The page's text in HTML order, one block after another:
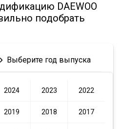
DAEWOO
подобрать
Выберите год выпуска
2024 2023 2022
2019 2018 2017